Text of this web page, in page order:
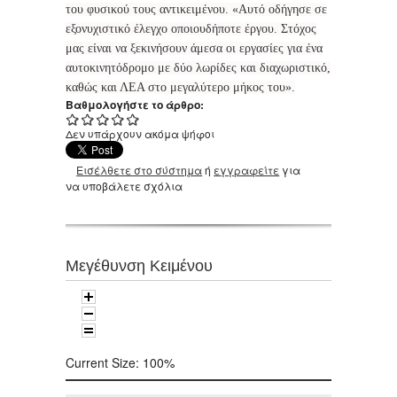
του φυσικού τους αντικειμένου. «Αυτό οδήγησε σε
εξονυχιστικό έλεγχο οποιουδήποτε έργου. Στόχος
μας είναι να ξεκινήσουν άμεσα οι εργασίες για ένα
αυτοκινητόδρομο με δύο λωρίδες και διαχωριστικό,
καθώς και ΛΕΑ στο μεγαλύτερο μήκος του».
Βαθμολογήστε το άρθρο:
Δεν υπάρχουν ακόμα ψήφοι
Εισέλθετε στο σύστημαή εγγραφείτε για
να υποβάλετε σχόλια
Μεγέθυνση Κειμένου
Current Size: 100%